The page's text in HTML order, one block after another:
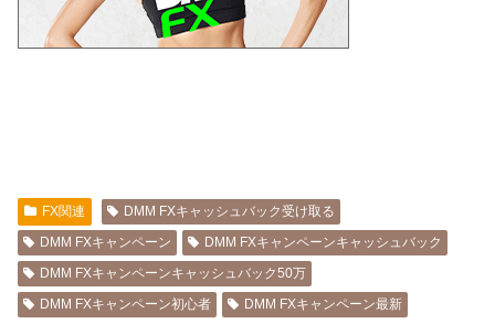
FX関連
DMM FXキャッシュバック受け取る
DMM FXキャンペーン
DMM FXキャンペーンキャッシュバック
DMM FXキャンペーンキャッシュバック50万
DMM FXキャンペーン初心者
DMM FXキャンペーン最新